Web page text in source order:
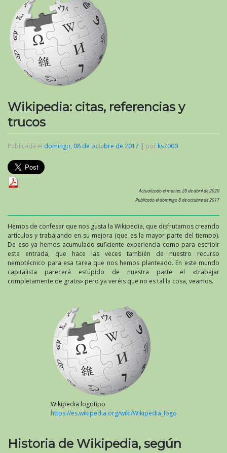
Wikipedia: citas, referencias y
trucos
Publicada el domingo, 08 de octubre de 2017 | por ks7000
Actualizado el martes 28 de abril de 2020
Publicado el domingo 8 de octubre de 2017
Hemos de confesar que nos gusta la Wikipedia, que disfrutamos creando
artículos y trabajando en su mejora (que es la mayor parte del tiempo).
De eso ya hemos acumulado suficiente experiencia como para escribir
esta entrada, que hace las veces también de nuestro recurso
nemotécnico para esa tarea que nos hemos planteado. En este mundo
capitalista parecerá estúpido de nuestra parte el «trabajar
completamente de gratis» pero ya veréis que no es tal la cosa, veamos.
Wikipedia logotipo
https://es.wikipedia.org/wiki/Wikipedia_logo
Historia de Wikipedia, según